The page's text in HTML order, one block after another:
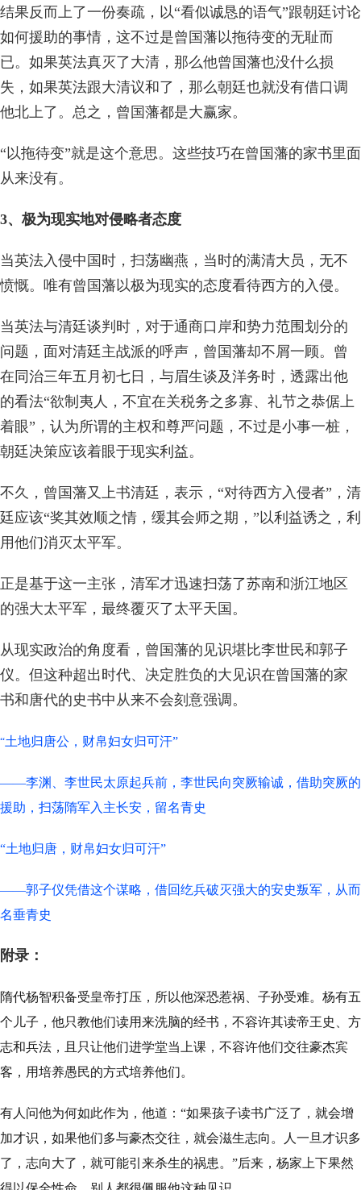
结果反而上了一份奏疏，以“看似诚恳的语气”跟朝廷讨论
如何援助的事情，这不过是曾国藩以拖待变的无耻而
已。如果英法真灭了大清，那么他曾国藩也没什么损
失，如果英法跟大清议和了，那么朝廷也就没有借口调
他北上了。总之，曾国藩都是大赢家。
“以拖待变”就是这个意思。这些技巧在曾国藩的家书里面
从来没有。
3、极为现实地对侵略者态度
当英法入侵中国时，扫荡幽燕，当时的满清大员，无不
愤慨。唯有曾国藩以极为现实的态度看待西方的入侵。
当英法与清廷谈判时，对于通商口岸和势力范围划分的
问题，面对清廷主战派的呼声，曾国藩却不屑一顾。曾
在同治三年五月初七日，与眉生谈及洋务时，透露出他
的看法“欲制夷人，不宜在关税务之多寡、礼节之恭倨上
着眼”，认为所谓的主权和尊严问题，不过是小事一桩，
朝廷决策应该着眼于现实利益。
不久，曾国藩又上书清廷，表示，“对待西方入侵者”，清
廷应该“奖其效顺之情，缓其会师之期，”以利益诱之，利
用他们消灭太平军。
正是基于这一主张，清军才迅速扫荡了苏南和浙江地区
的强大太平军，最终覆灭了太平天国。
从现实政治的角度看，曾国藩的见识堪比李世民和郭子
仪。但这种超出时代、决定胜负的大见识在曾国藩的家
书和唐代的史书中从来不会刻意强调。
“土地归唐公，财帛妇女归可汗”
——李渊、李世民太原起兵前，李世民向突厥输诚，借助突厥的
援助，扫荡隋军入主长安，留名青史
“土地归唐，财帛妇女归可汗”
——郭子仪凭借这个谋略，借回纥兵破灭强大的安史叛军，从而
名垂青史
附录：
隋代杨智积备受皇帝打压，所以他深恐惹祸、子孙受难。杨有五
个儿子，他只教他们读用来洗脑的经书，不容许其读帝王史、方
志和兵法，且只让他们进学堂当上课，不容许他们交往豪杰宾
客，用培养愚民的方式培养他们。
有人问他为何如此作为，他道：“如果孩子读书广泛了，就会增
加才识，如果他们多与豪杰交往，就会滋生志向。人一旦才识多
了，志向大了，就可能引来杀生的祸患。”后来，杨家上下果然